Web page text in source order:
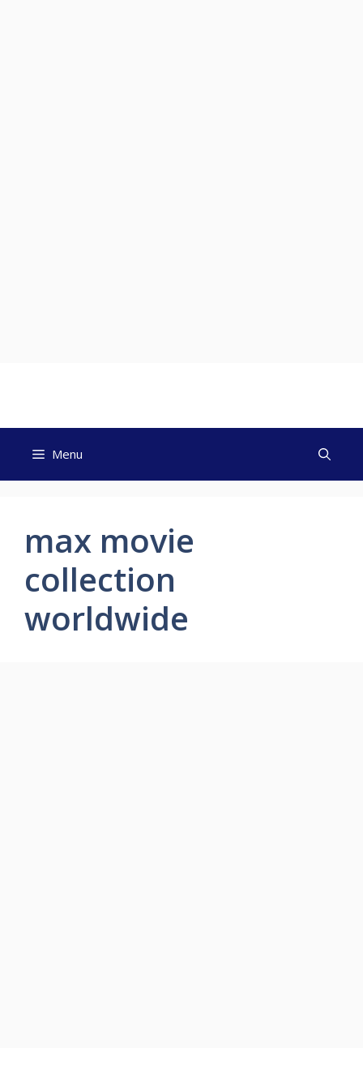
Menu
max movie
collection
worldwide